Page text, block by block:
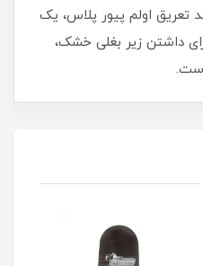
اولم پیور پلاس، یک
داشتن زیر بغلی خشک،